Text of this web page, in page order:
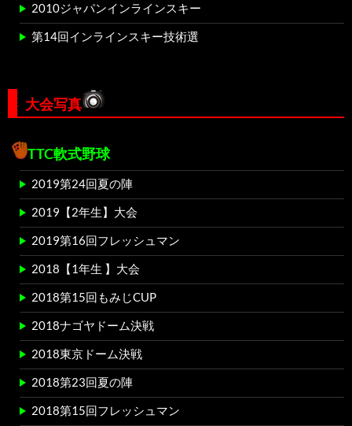
2010ジャパンインラインスキー
第14回インラインスキー技術選
大会写真
TTC軟式野球
2019第24回夏の陣
2019【2年生】大会
2019第16回フレッシュマン
2018【1年生 】大会
2018第15回もみじCUP
2018ナゴヤドーム決戦
2018東京ドーム決戦
2018第23回夏の陣
2018第15回フレッシュマン